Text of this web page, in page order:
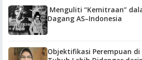
Menguliti “Kemitraan”
Dagang AS–Indonesia
Objektifikasi Perempuan